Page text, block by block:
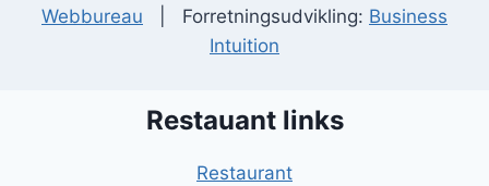
Webbureau | Forretningsudvikling: Business
Intuition
Restauant links
Restaurant